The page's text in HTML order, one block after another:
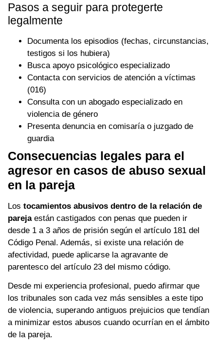
Pasos a seguir para protegerte
legalmente
Documenta los episodios (fechas, circunstancias,
testigos si los hubiera)
Busca apoyo psicológico especializado
Contacta con servicios de atención a víctimas
(016)
Consulta con un abogado especializado en
violencia de género
Presenta denuncia en comisaría o juzgado de
guardia
Consecuencias legales para el
agresor en casos de abuso sexual
en la pareja
Los tocamientos abusivos dentro de la relación de
parejaestán castigados con penas que pueden ir
desde 1 a 3 años de prisión según el artículo 181 del
Código Penal. Además, si existe una relación de
afectividad, puede aplicarse la agravante de
parentesco del artículo 23 del mismo código.
Desde mi experiencia profesional, puedo afirmar que
los tribunales son cada vez más sensibles a este tipo
de violencia, superando antiguos prejuicios que tendían
a minimizar estos abusos cuando ocurrían en el ámbito
de la pareja.